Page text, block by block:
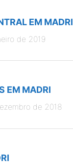
EM MADRI
de 2019
EM MADRI
de 2018